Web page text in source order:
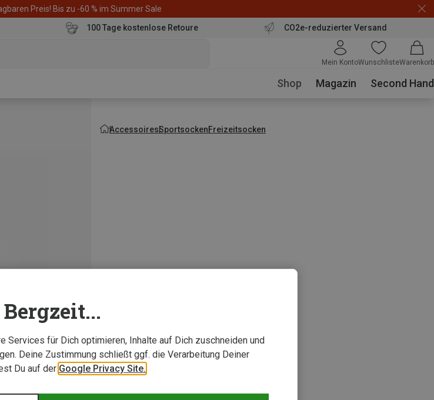
Preis! Bis zu -60 % im Summer Sale
100 Tage kostenlose Retoure CO2e-reduzierter Versand
Mein KontoWunschlisteWarenkorb
Shop Magazin Second Hand
AccessoiresSportsockenFreizeitsocken
Services für Dich optimieren, Inhalte auf Dich zuschneiden und
Deine Zustimmung schließt ggf. die Verarbeitung Deiner
Du auf der Google Privacy Site.